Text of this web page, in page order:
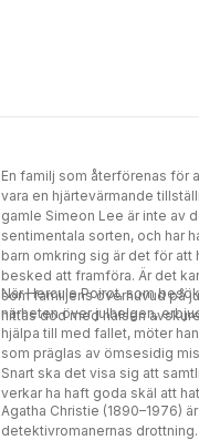
En familj som återförenas för
vara en hjärtevärmande
gamle Simeon Lee är inte av
sentimentala sorten, och har
barn omkring sig är det för att
besked att framföra. Är det
som familjens överhuvud på
hittas död med halsen
När Hercule Poirot, som
närheten över julhelgen,
hjälpa till med fallet, möter
som präglas av ömsesidig
Snart ska det visa sig att
verkar ha haft goda skäl att
Agatha Christie (1890–1976)
detektivromanernas drottning.